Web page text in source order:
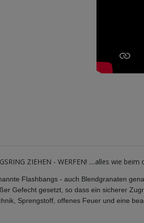
ZIEHEN - WERFEN! ....alles wie
Flashbangs - auch Blendgranaten
Gefecht gesetzt, so dass ein sicherer
Sprengstoff, offenes Feuer und eine